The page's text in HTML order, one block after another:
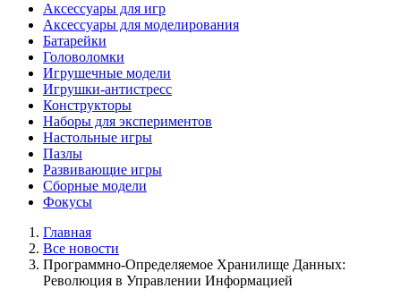
Аксессуары для игр
Аксессуары для моделирования
Батарейки
Головоломки
Игрушечные модели
Игрушки-антистресс
Конструкторы
Наборы для экспериментов
Настольные игры
Пазлы
Развивающие игры
Сборные модели
Фокусы
Главная
Все новости
Программно-Определяемое Хранилище Данных:
Революция в Управлении Информацией